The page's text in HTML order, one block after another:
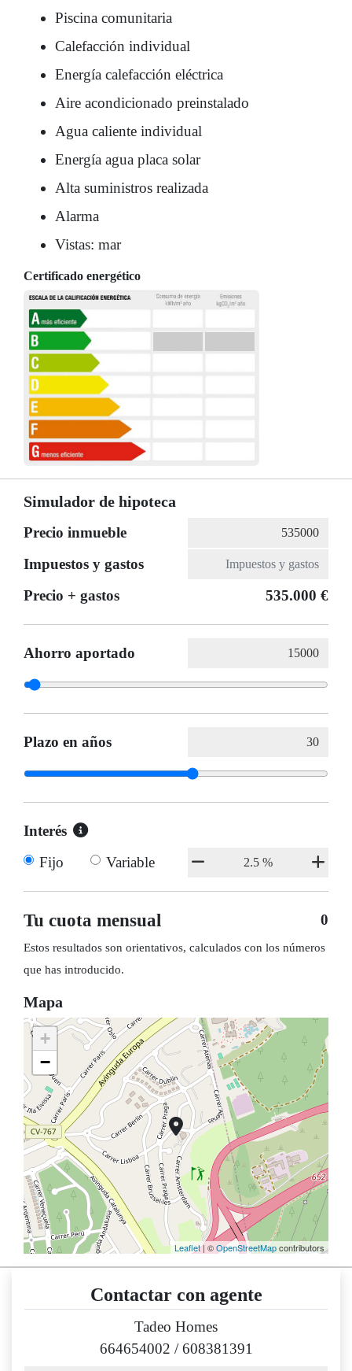
Piscina comunitaria
Calefacción individual
Energía calefacción eléctrica
Aire acondicionado preinstalado
Agua caliente individual
Energía agua placa solar
Alta suministros realizada
Alarma
Vistas: mar
Certificado energético
Simulador de hipoteca
Precio inmueble
Impuestos y gastos
Precio + gastos
535.000 €
Ahorro aportado
Plazo en años
Interés
Fijo
Variable
Tu cuota mensual 0
Estos resultados son orientativos, calculados con los números
que has introducido.
Mapa
+
−
Leaflet| ©OpenStreetMapcontributors
Contactar con agente
Tadeo Homes
664654002 /608381391